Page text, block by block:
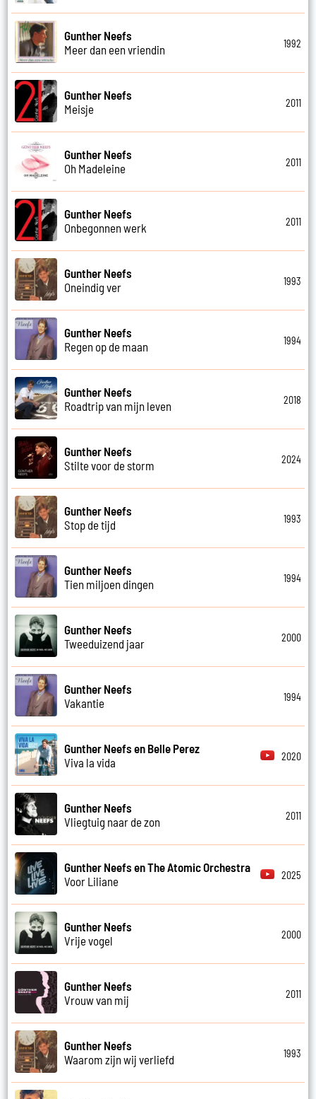
Gunther Neefs
Meer dan een vriendin
1992
Gunther Neefs
Meisje
2011
Gunther Neefs
Oh Madeleine
2011
Gunther Neefs
Onbegonnen werk
2011
Gunther Neefs
Oneindig ver
1993
Gunther Neefs
Regen op de maan
1994
Gunther Neefs
Roadtrip van mijn leven
2018
Gunther Neefs
Stilte voor de storm
2024
Gunther Neefs
Stop de tijd
1993
Gunther Neefs
Tien miljoen dingen
1994
Gunther Neefs
Tweeduizend jaar
2000
Gunther Neefs
Vakantie
1994
Gunther Neefs en Belle Perez
Viva la vida
2020
Gunther Neefs
Vliegtuig naar de zon
2011
Gunther Neefs en The Atomic Orchestra
Voor Liliane
2025
Gunther Neefs
Vrije vogel
2000
Gunther Neefs
Vrouw van mij
2011
Gunther Neefs
Waarom zijn wij verliefd
1993